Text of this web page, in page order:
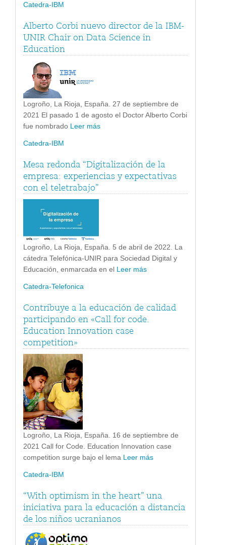
Catedra-IBM
Alberto Corbi nuevo director de la IBM-
UNIR Chair on Data Science in
Education
Logroño, La Rioja, España. 27 de septiembre de
2021 El pasado 1 de agosto el Doctor Alberto Corbi
fue nombrado Leer más
Catedra-IBM
Mesa redonda “Digitalización de la
empresa: experiencias y expectativas
con el teletrabajo”
Logroño, La Rioja, España. 5 de abril de 2022. La
cátedra Telefónica-UNIR para Sociedad Digital y
Educación, enmarcada en el Leer más
Catedra-Telefonica
Contribuye a la educación de calidad
participando en «Call for code.
Education Innovation case
competition»
Logroño, La Rioja, España. 16 de septiembre de
2021 Call for Code. Education Innovation case
competition surge bajo el lema Leer más
Catedra-IBM
“With optimism in the heart” una
iniciativa para la educación a distancia
de los niños ucranianos